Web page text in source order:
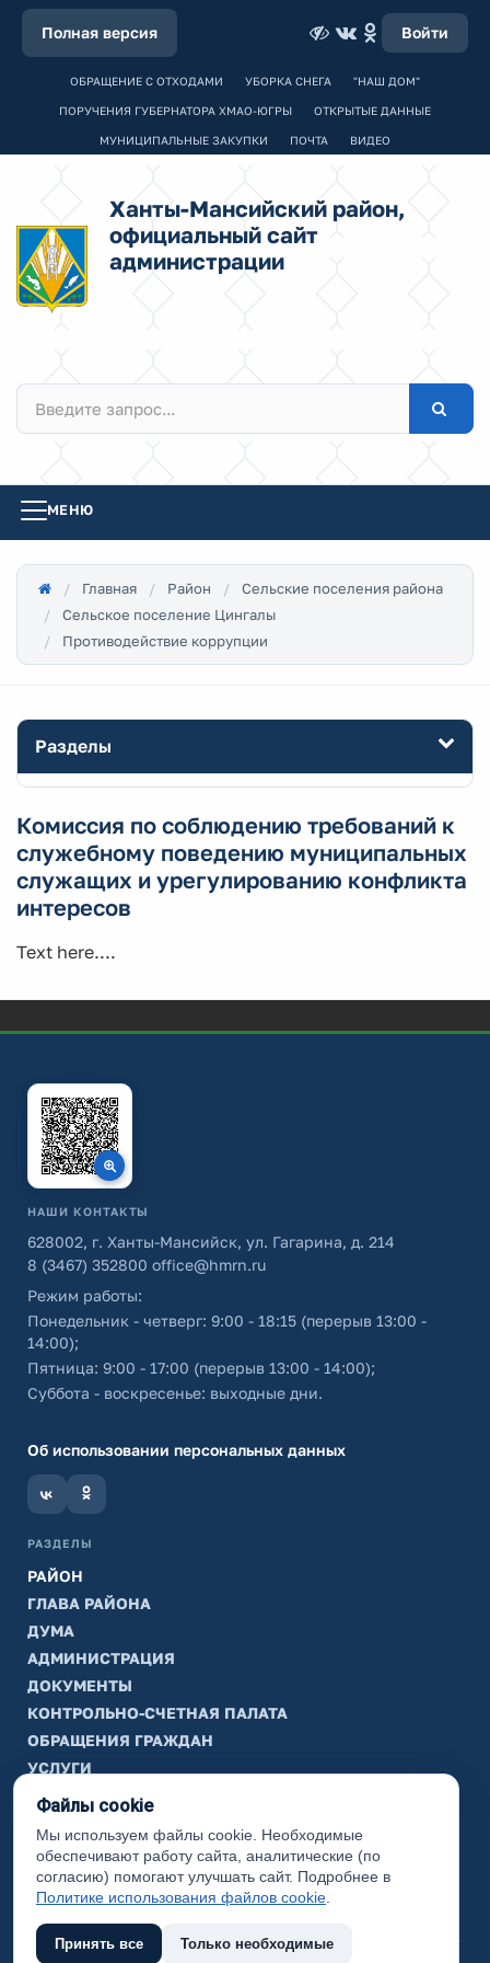
Полная версия Войти
ОБРАЩЕНИЕ С ОТХОДАМИ УБОРКА СНЕГА "НАШ ДОМ"
ПОРУЧЕНИЯ ГУБЕРНАТОРА ХМАО-ЮГРЫ ОТКРЫТЫЕ ДАННЫЕ
МУНИЦИПАЛЬНЫЕ ЗАКУПКИ ПОЧТА ВИДЕО
Ханты-Мансийский район,
официальный сайт
администрации
МЕНЮ
Главная Район
Сельские поселения района
Сельское поселение Цингалы
Противодействие коррупции
Разделы
Комиссия по соблюдению требований к
служебному поведению муниципальных
служащих и урегулированию конфликта
интересов
Text here....
НАШИ КОНТАКТЫ
628002, г. Ханты-Мансийск, ул. Гагарина, д. 214
8 (3467) 352800 office@hmrn.ru
Режим работы:
Понедельник - четверг: 9:00 - 18:15 (перерыв 13:00 -
14:00);
Пятница: 9:00 - 17:00 (перерыв 13:00 - 14:00);
Суббота - воскресенье: выходные дни.
Об использовании персональных данных
РАЗДЕЛЫ
РАЙОН
ГЛАВА РАЙОНА
ДУМА
АДМИНИСТРАЦИЯ
ДОКУМЕНТЫ
КОНТРОЛЬНО-СЧЕТНАЯ ПАЛАТА
ОБРАЩЕНИЯ ГРАЖДАН
УСЛУГИ
ТИК
ИНФОРМАЦИЯ
Законодательная карта
Карта сайта
Файлы cookie
Мы используем файлы cookie. Необходимые
обеспечивают работу сайта, аналитические (по
согласию) помогают улучшать сайт. Подробнее в
Политике использования файлов cookie
Принять все Только необходимые